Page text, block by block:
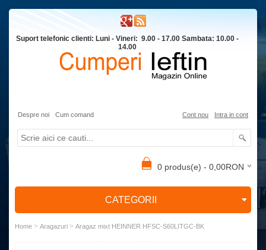
Suport telefonic clienti: Luni - Vineri: 9.00 - 17.00 Sambata: 10.00 -
14.00
Despre noi Cum comand Cont nou Intra in cont
0 produs(e) - 0,00RON
CATEGORII
Home > Aragazuri > Aragaz mixt HEINNER HFSC-S60LITGC-BK